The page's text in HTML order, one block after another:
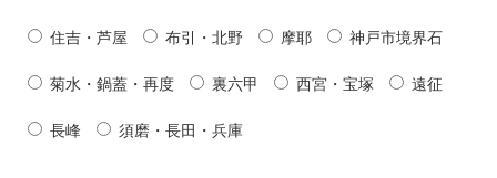
住吉・芦屋 布引・北野 摩耶 神戸市境界石
菊水・鍋蓋・再度 裏六甲 西宮・宝塚 遠征
長峰 須磨・長田・兵庫